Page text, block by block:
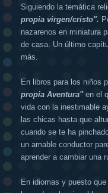
Siguiendo la temática
propia virgen/cristo".
nazarenos en miniatura
de casa. Un último
más.
En libros para los niños
propia Aventura"en el
vida con la inestimable
las chicas hasta que
cuando se te ha
un amable conductor
aprender a cambiar una
En idiomas y puesto